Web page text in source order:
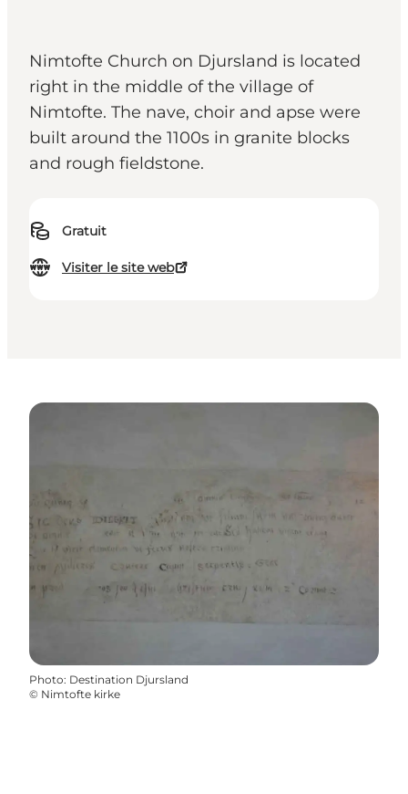
Nimtofte Church on Djursland is located
right in the middle of the village of
Nimtofte. The nave, choir and apse were
built around the 1100s in granite blocks
and rough fieldstone.
Gratuit
Visiter le site web
Photo: Destination Djursland
© Nimtofte kirke